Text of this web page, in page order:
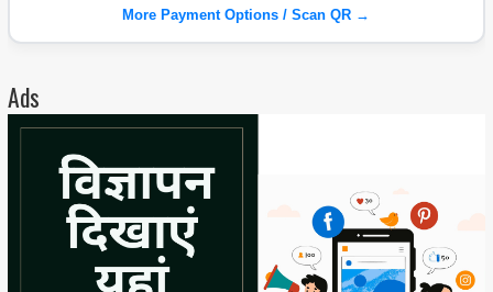
More Payment Options / Scan QR →
Ads